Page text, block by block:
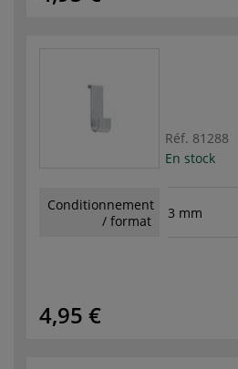
Réf. 81288
En stock
Conditionnement
/ format
3 mm
4,95 €